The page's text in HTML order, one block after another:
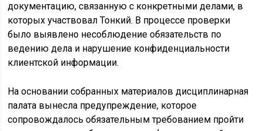
документацию, связанную с конкретными делами, в
которых участвовал Тонкий. В процессе проверки
было выявлено несоблюдение обязательств по
ведению дела и нарушение конфиденциальности
клиентской информации.
На основании собранных материалов дисциплинарная
палата вынесла предупреждение, которое
сопровождалось обязательным требованием пройти